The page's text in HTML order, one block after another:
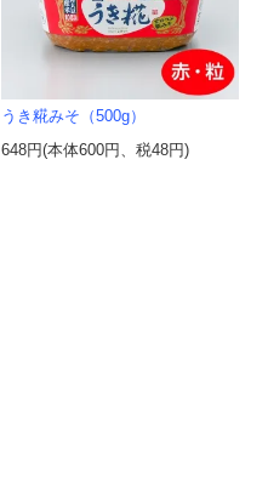
うき糀みそ（500g）
648円(本体600円、税48円)